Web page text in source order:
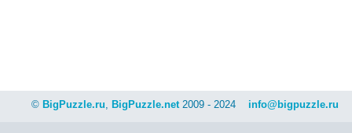
© BigPuzzle.ru, BigPuzzle.net2009 - 2024 info@bigpuzzle.ru